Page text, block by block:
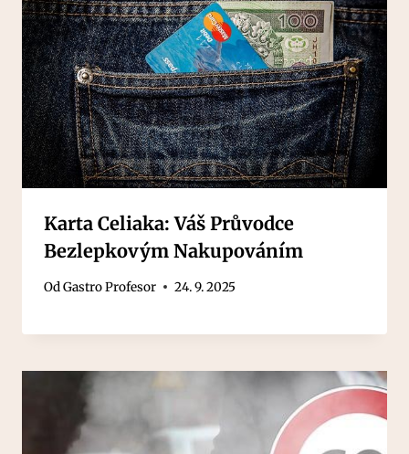
Karta Celiaka: Váš Průvodce
Bezlepkovým Nakupováním
OdGastro Profesor 24. 9. 2025